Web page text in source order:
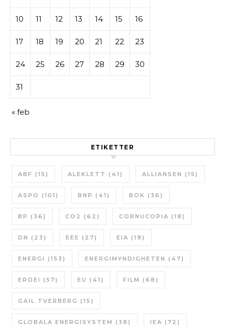
10 11 12 13 14 15 16
17 18 19 20 21 22 23
24 25 26 27 28 29 30
31
« feb
ETIKETTER
ABF (15) ALEKLETT (41) ALLIANSEN (15)
ASPO (101) BNP (41) BOK (36)
BP (36) CO2 (62) CORNUCOPIA (18)
DN (23) EEE (27) EIA (19)
ENERGI (153) ENERGIMYNDIGHETEN (47)
EROEI (57) EU (41) FILM (68)
GAIL TVERBERG (15)
GLOBALA ENERGISYSTEM (38) IEA (72)